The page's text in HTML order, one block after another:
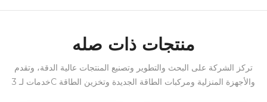
منتجات ذات صله
تركز الشركة على البحث والتطوير وتصنيع المنتجات عالية الدقة، وتقدم
خدمات لـ 3C والأجهزة المنزلية ومركبات الطاقة الجديدة وتخزين الطاقة